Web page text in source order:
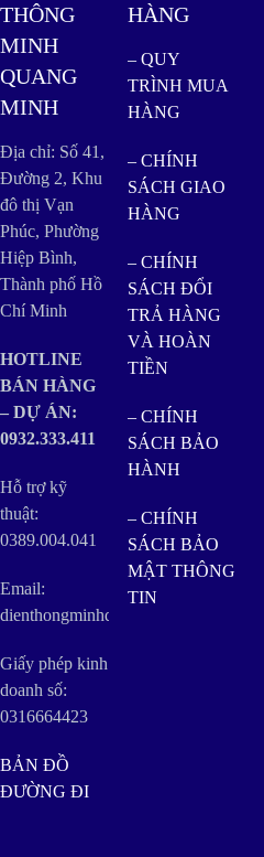
THÔNG
MINH
QUANG
MINH
Địa chỉ: Số 41,
Đường 2, Khu
đô thị Vạn
Phúc, Phường
Hiệp Bình,
Thành phố Hồ
Chí Minh
HOTLINE
BÁN HÀNG
– DỰ ÁN:
0932.333.411
Hỗ trợ kỹ
thuật:
0389.004.041
Email:
dienthongminhquangminh@gmail.com
Giấy phép kinh
doanh số:
0316664423
BẢN ĐỒ
ĐƯỜNG ĐI
HÀNG
– QUY
TRÌNH MUA
HÀNG
– CHÍNH
SÁCH GIAO
HÀNG
– CHÍNH
SÁCH ĐỔI
TRẢ HÀNG
VÀ HOÀN
TIỀN
– CHÍNH
SÁCH BẢO
HÀNH
– CHÍNH
SÁCH BẢO
MẬT THÔNG
TIN